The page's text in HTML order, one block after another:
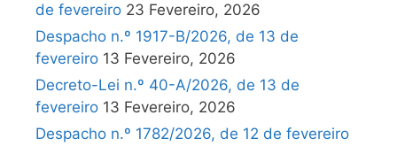
de fevereiro 23 Fevereiro, 2026
Despacho n.º 1917-B/2026, de 13 de
fevereiro 13 Fevereiro, 2026
Decreto-Lei n.º 40-A/2026, de 13 de
fevereiro 13 Fevereiro, 2026
Despacho n.º 1782/2026, de 12 de fevereiro